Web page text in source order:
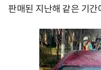
판매된 지난해 같은 기